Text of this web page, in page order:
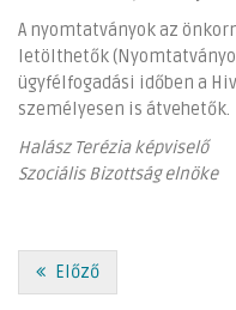
A nyomtatványok az
letölthetők
ügyfélfogadási időben a
személyesen is átvehetők.
Halász Terézia képviselő
Szociális Bizottság elnöke
Előző